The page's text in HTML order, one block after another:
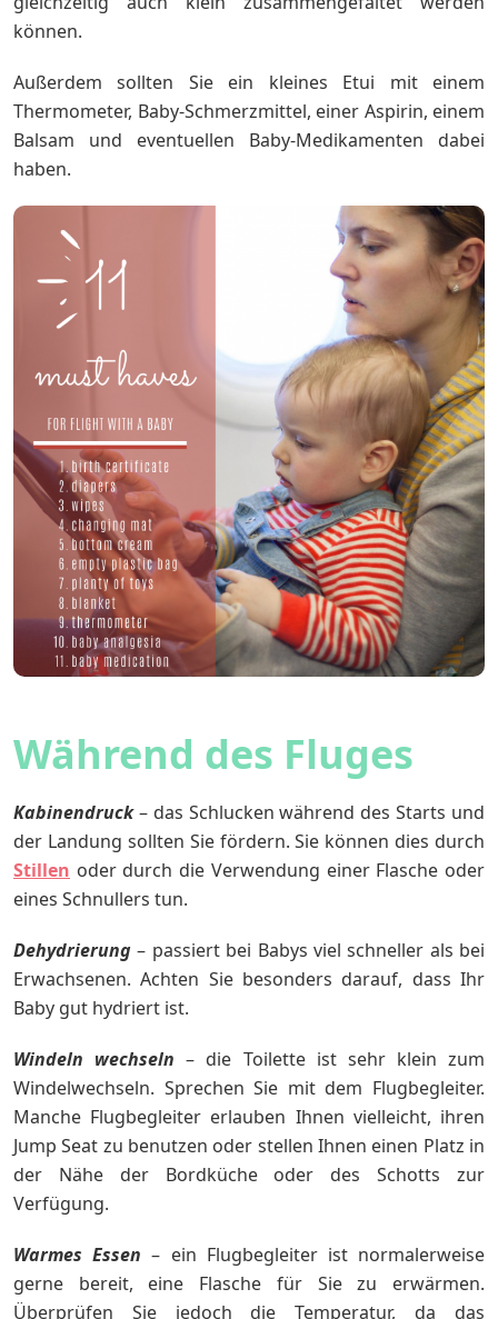
können.
Außerdem sollten Sie ein kleines Etui mit einem
Thermometer, Baby-Schmerzmittel, einer Aspirin, einem
Balsam und eventuellen Baby-Medikamenten dabei
haben.
Während des Fluges
Kabinendruck – das Schlucken während des Starts und
der Landung sollten Sie fördern. Sie können dies durch
Stillen oder durch die Verwendung einer Flasche oder
eines Schnullers tun.
Dehydrierung – passiert bei Babys viel schneller als bei
Erwachsenen. Achten Sie besonders darauf, dass Ihr
Baby gut hydriert ist.
Windeln wechseln – die Toilette ist sehr klein zum
Windelwechseln. Sprechen Sie mit dem Flugbegleiter.
Manche Flugbegleiter erlauben Ihnen vielleicht, ihren
Jump Seat zu benutzen oder stellen Ihnen einen Platz in
der Nähe der Bordküche oder des Schotts zur
Verfügung.
Warmes Essen – ein Flugbegleiter ist normalerweise
gerne bereit, eine Flasche für Sie zu erwärmen.
Überprüfen Sie jedoch die Temperatur, da das